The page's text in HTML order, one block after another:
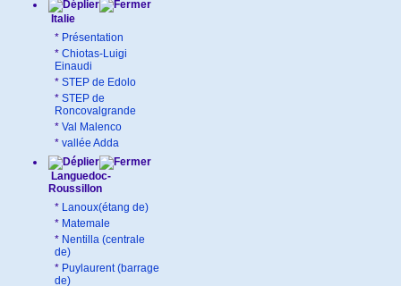
Italie
* Présentation
* Chiotas-Luigi
Einaudi
* STEP de Edolo
* STEP de
Roncovalgrande
* Val Malenco
* vallée Adda
Languedoc-
Roussillon
* Lanoux(étang de)
* Matemale
* Nentilla (centrale
de)
* Puylaurent (barrage
de)